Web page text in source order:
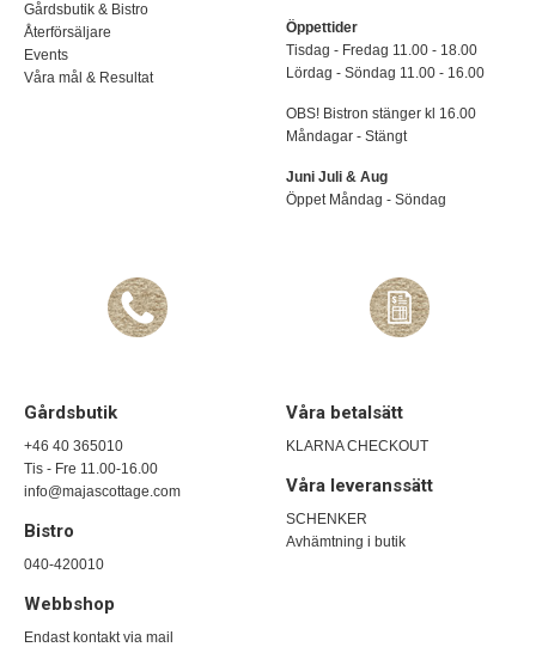
Gårdsbutik & Bistro
Återförsäljare
Events
Våra mål & Resultat
Öppettider
Tisdag - Fredag 11.00 - 18.00
Lördag - Söndag 11.00 - 16.00
OBS! Bistron stänger kl 16.00
Måndagar - Stängt
Juni Juli & Aug
Öppet Måndag - Söndag
Gårdsbutik
+46 40 365010
Tis - Fre 11.00-16.00
info@majascottage.com
Bistro
040-420010
Webbshop
Endast kontakt via mail
Våra betalsätt
KLARNA CHECKOUT
Våra leveranssätt
SCHENKER
Avhämtning i butik